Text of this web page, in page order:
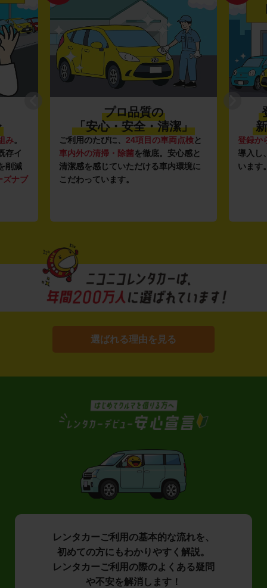
み。
存イ
削減
ズナブ
プロ品質の
「安心・安全・清潔」
ご利用のたびに、 24項目の車両点検と
車内外の清掃・除菌を徹底。安心感と
清潔感を感じていただける車内環境に
こだわっています。
登録か
導入し
います
選ばれる理由を見る
レンタカーご利用の基本的な流れを、
初めての方にもわかりやすく解説。
レンタカーご利用の際のよくある疑問
や不安を解消します！